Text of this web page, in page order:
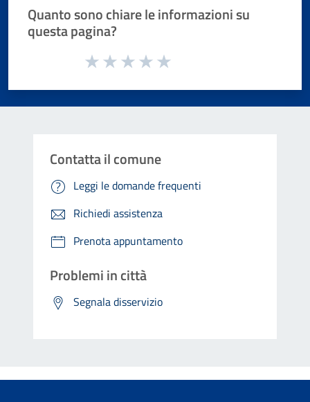
Quanto sono chiare le informazioni su
questa pagina?
Valuta da 1 a 5 stelle la pagina
Contatta il comune
Leggi le domande frequenti
Richiedi assistenza
Prenota appuntamento
Problemi in città
Segnala disservizio